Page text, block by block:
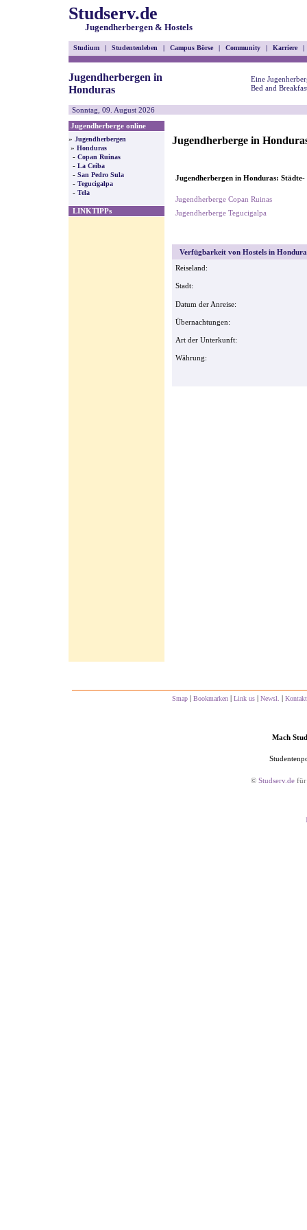
Studserv.de
Jugendherbergen & Hostels
Studium | Studentenleben | Campus Börse | Community | Karriere |
Jugendherbergen in
Honduras
Eine
Bed and
Sonntag, 09. August 2026
Jugendherberge online
» Jugendherbergen
» Honduras
- Copan Ruinas
- La Ceiba
- San Pedro Sula
- Tegucigalpa
- Tela
LINKTIPPs
Jugendherberge in
Jugendherbergen in Honduras:
Jugendherberge Copan Ruinas
Jugendherberge Tegucigalpa
Verfügbarkeit von Hostels in
Reiseland:
Stadt:
Datum der Anreise:
Übernachtungen:
Art der Unterkunft:
Währung:
Smap | Bookmarken | Link us | Newsl. | Kontakt
Mach
© Studserv.de für